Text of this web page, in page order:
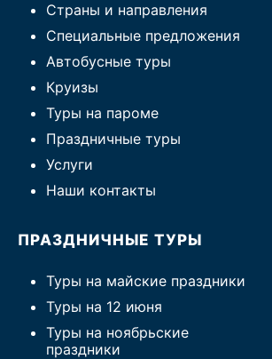
Страны и направления
Специальные предложения
Автобусные туры
Круизы
Туры на пароме
Праздничные туры
Услуги
Наши контакты
ПРАЗДНИЧНЫЕ ТУРЫ
Туры на майские праздники
Туры на 12 июня
Туры на ноябрьские
праздники